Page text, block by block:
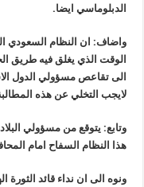
الدبلوماسي ايضا.
واضاف: ان النظام السعودي
الوقت الذي يغلق فيه طريق
الى تقاعص مسؤولي الدول
لايجب التخلي عن هذه
وتابع: يتوقع من مسؤولي
هذا النظام السفاح امام
ونوه الى ان نداء قائد